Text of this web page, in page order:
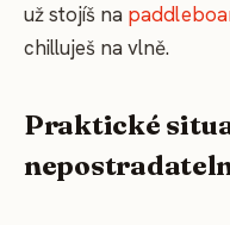
už stojíš na
chilluješ na vlně.
Praktické